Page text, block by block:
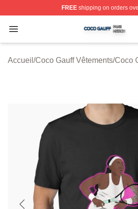
FREEshipping on orders
Open menu
Coco Gauff Shop ⚡️ Officially
Accueil /Coco Gauff Vêtements/Coco